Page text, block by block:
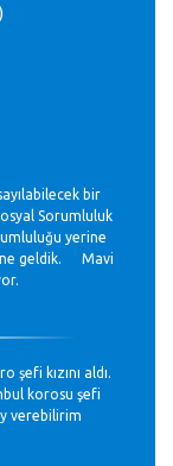
bir
Sorumluluk
yerine
geldik. Mavi
şefi kızını aldı.
korosu şefi
verebilirim